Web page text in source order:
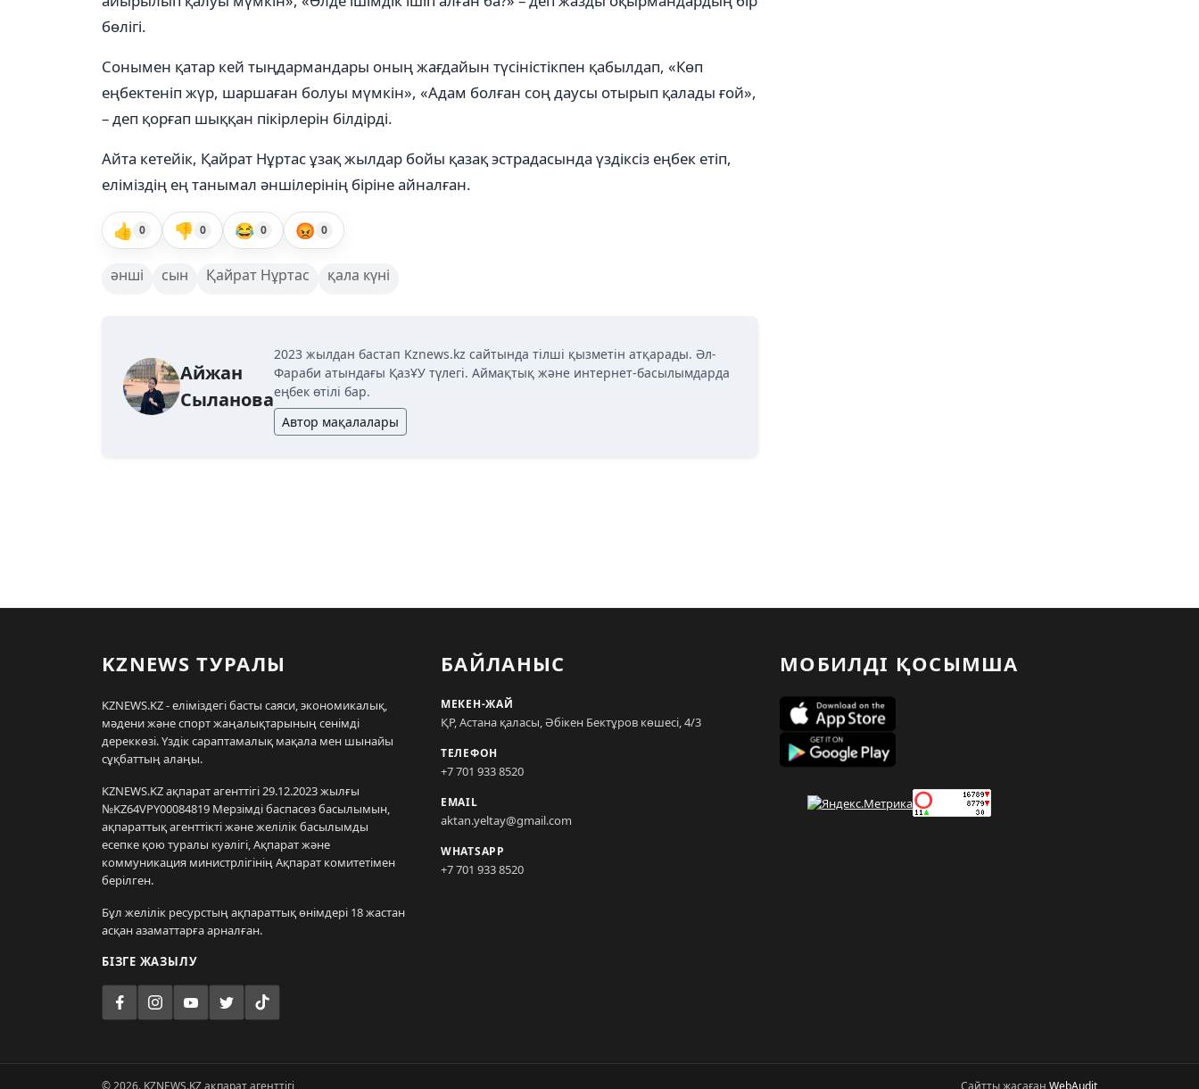
бөлігі.
Сонымен қатар кей тыңдармандары оның жағдайын түсіністікпен қабылдап, «Көп
еңбектеніп жүр, шаршаған болуы мүмкін», «Адам болған соң даусы отырып қалады ғой»,
– деп қорғап шыққан пікірлерін білдірді.
Айта кетейік, Қайрат Нұртас ұзақ жылдар бойы қазақ эстрадасында үздіксіз еңбек етіп,
еліміздің ең танымал әншілерінің біріне айналған.
👍 0 👎 0 😂 0 😡 0
әнші сын Қайрат Нұртас қала күні
Айжан
Сыланова
2023 жылдан бастап Kznews.kz сайтында тілші қызметін атқарады. Әл-
Фараби атындағы ҚазҰУ түлегі. Аймақтық және интернет-басылымдарда
еңбек өтілі бар.
Автор мақалалары
KZNEWS ТУРАЛЫ
KZNEWS.KZ - еліміздегі басты саяси, экономикалық,
мәдени және спорт жаңалықтарының сенімді
дереккөзі. Үздік сараптамалық мақала мен шынайы
сұқбаттың алаңы.
KZNEWS.KZ ақпарат агенттігі 29.12.2023 жылғы
№KZ64VPY00084819 Мерзімді баспасөз басылымын,
ақпараттық агенттікті және желілік басылымды
есепке қою туралы куәлігі, Ақпарат және
коммуникация министрлігінің Ақпарат комитетімен
берілген.
Бұл желілік ресурстың ақпараттық өнімдері 18 жастан
асқан азаматтарға арналған.
БІЗГЕ ЖАЗЫЛУ
БАЙЛАНЫС
МЕКЕН-ЖАЙ
ҚР, Астана қаласы, Әбікен Бектұров көшесі, 4/3
ТЕЛЕФОН
+7 701 933 8520
EMAIL
aktan.yeltay@gmail.com
WHATSAPP
+7 701 933 8520
МОБИЛДІ ҚОСЫМША
© 2026. KZNEWS.KZ ақпарат агенттігі Сайтты жасаған WebAudit